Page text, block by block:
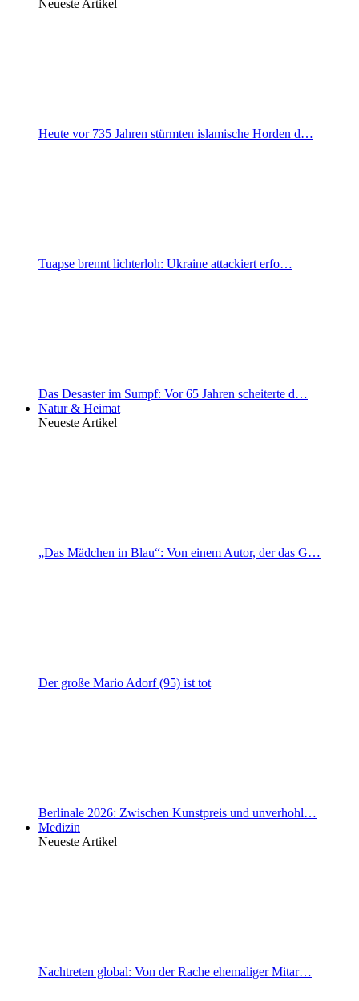
Neueste Artikel
Heute vor 735 Jahren stürmten islamische Horden d…
Tuapse brennt lichterloh: Ukraine attackiert erfo…
Das Desaster im Sumpf: Vor 65 Jahren scheiterte d…
Natur & Heimat
Neueste Artikel
„Das Mädchen in Blau“: Von einem Autor, der das G…
Der große Mario Adorf (95) ist tot
Berlinale 2026: Zwischen Kunstpreis und unverhohl…
Medizin
Neueste Artikel
Nachtreten global: Von der Rache ehemaliger Mitar…